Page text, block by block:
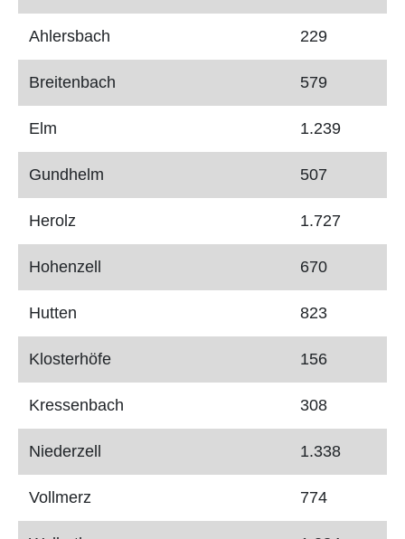
Ahlersbach 229
Breitenbach 579
Elm 1.239
Gundhelm 507
Herolz 1.727
Hohenzell 670
Hutten 823
Klosterhöfe 156
Kressenbach 308
Niederzell 1.338
Vollmerz 774